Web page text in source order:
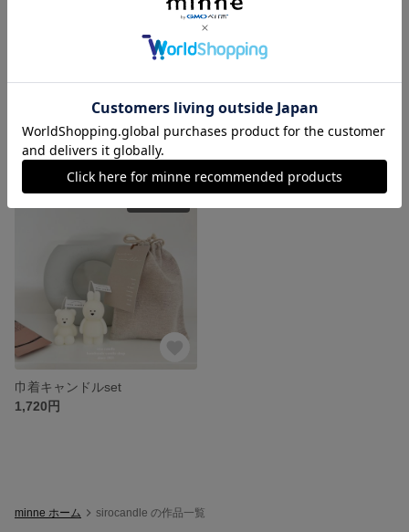
琥珀灯キャンドル
展示中
押し花キャンドル
展示中
巾着キャンドルset
1,720円
minne ホーム sirocandle の作品一覧